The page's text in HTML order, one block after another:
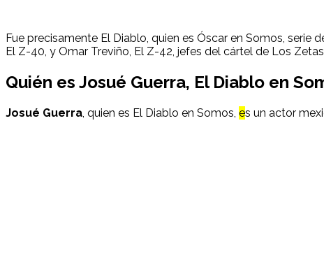
Fue precisamente El Diablo, quien es Óscar en Somos,
El Z-40, y Omar Treviño, El Z-42, jefes del cártel de Los
Quién es Josué Guerra, El Diablo en
Josué Guerra, quien es El Diablo en Somos, es un actor